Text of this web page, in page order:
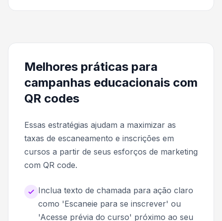
Melhores práticas para
campanhas educacionais com
QR codes
Essas estratégias ajudam a maximizar as
taxas de escaneamento e inscrições em
cursos a partir de seus esforços de marketing
com QR code.
Inclua texto de chamada para ação claro
como 'Escaneie para se inscrever' ou
'Acesse prévia do curso' próximo ao seu